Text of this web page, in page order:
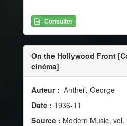
Consulter
On the Hollywood Front
cinéma]
Auteur : Antheil, George
Date : 1936-11
Source : Modern Music,